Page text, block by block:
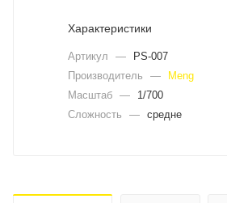
Характеристики
Артикул —
PS-007
Производитель
—
Meng
Масштаб —
1/700
Сложность
— средне